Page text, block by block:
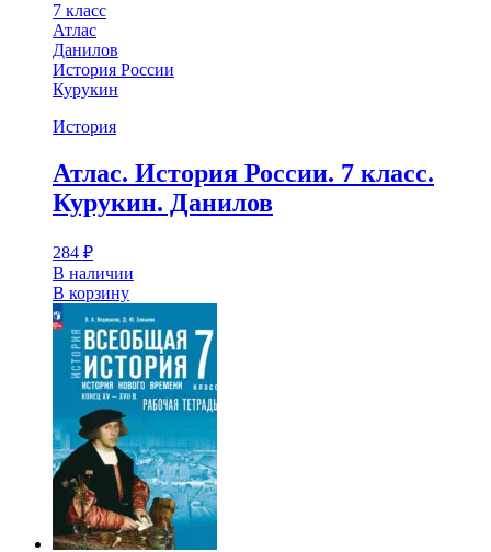
7 класс
Атлас
Данилов
История России
Курукин
История
Атлас. История России. 7 класс.
Курукин. Данилов
284 ₽
В наличии
В корзину